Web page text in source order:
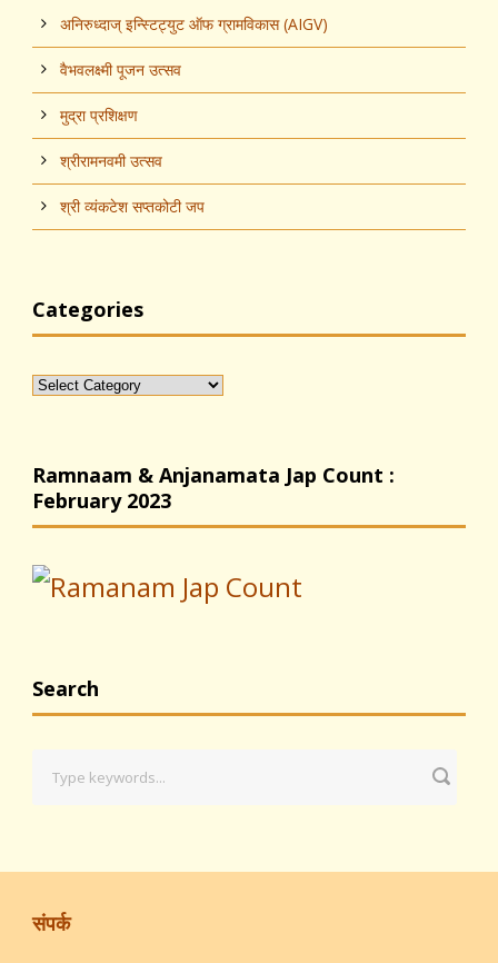
अनिरुध्दाज् इन्स्टिट्युट ऑफ ग्रामविकास (AIGV)
वैभवलक्ष्मी पूजन उत्सव
मुद्रा प्रशिक्षण
श्रीरामनवमी उत्सव
श्री व्यंकटेश सप्तकोटी जप
Categories
Categories
Ramnaam & Anjanamata Jap Count :
February 2023
Search
संपर्क